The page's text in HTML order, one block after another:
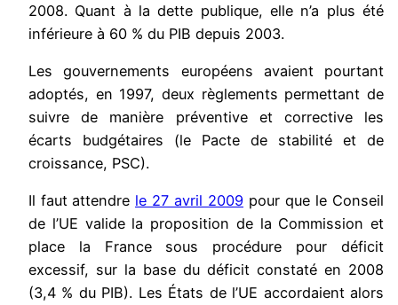
2008. Quant à la dette publique, elle n’a plus été
inférieure à 60 % du PIB depuis 2003.
Les gouvernements européens avaient pourtant
adoptés, en 1997, deux règlements permettant de
suivre de manière préventive et corrective les
écarts budgétaires (le Pacte de stabilité et de
croissance, PSC).
Il faut attendre le 27 avril 2009 pour que le Conseil
de l’UE valide la proposition de la Commission et
place la France sous procédure pour déficit
excessif, sur la base du déficit constaté en 2008
(3,4 % du PIB). Les États de l’UE accordaient alors